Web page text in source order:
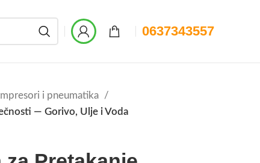
0637343557
i pneumatika
— Gorivo, Ulje i Voda